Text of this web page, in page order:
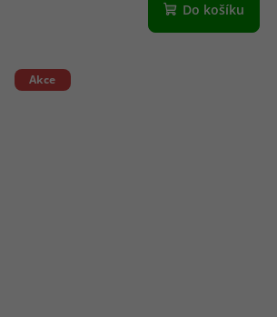
Do košíku
Akce